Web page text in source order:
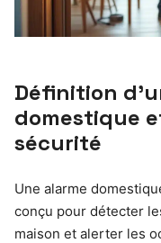
Définition
domestique
sécurité
Une alarme
conçu pour détecter
maison et alerter les